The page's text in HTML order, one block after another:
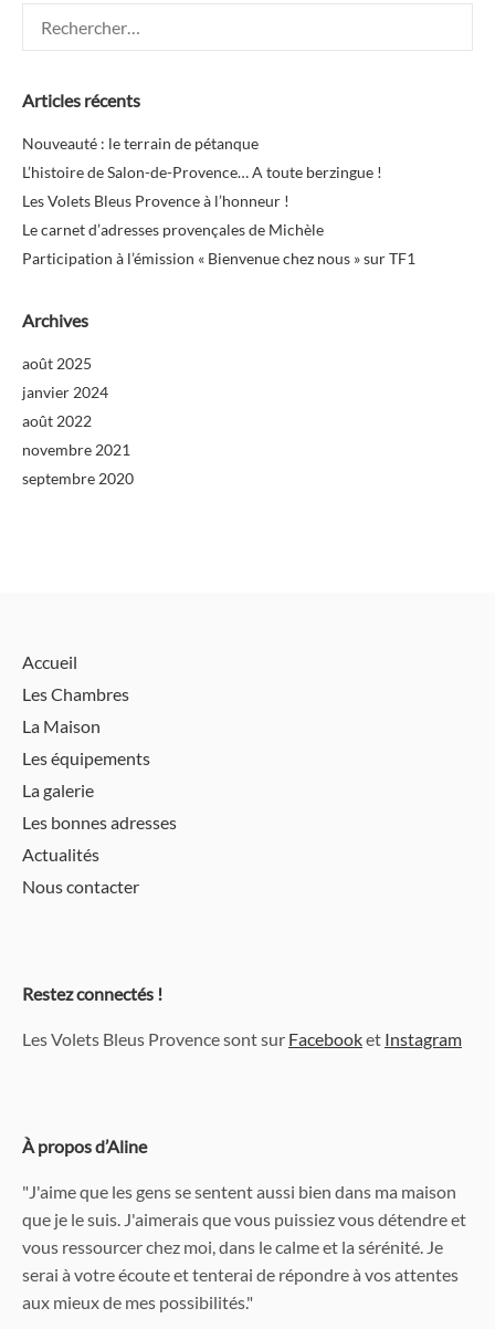
Articles récents
Nouveauté : le terrain de pétanque
L’histoire de Salon-de-Provence… A toute berzingue !
Les Volets Bleus Provence à l’honneur !
Le carnet d’adresses provençales de Michèle
Participation à l’émission « Bienvenue chez nous » sur TF1
Archives
août 2025
janvier 2024
août 2022
novembre 2021
septembre 2020
Accueil
Les Chambres
La Maison
Les équipements
La galerie
Les bonnes adresses
Actualités
Nous contacter
Restez connectés !
Les Volets Bleus Provence sont sur Facebooket Instagram
À propos d’Aline
"J'aime que les gens se sentent aussi bien dans ma maison
que je le suis. J'aimerais que vous puissiez vous détendre et
vous ressourcer chez moi, dans le calme et la sérénité. Je
serai à votre écoute et tenterai de répondre à vos attentes
aux mieux de mes possibilités."